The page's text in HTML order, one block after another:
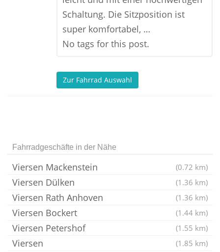
Schaltung. Die Sitzposition ist
super komfortabel, …
No tags for this post.
Zur Fahrrad Auswahl
Fahrradgeschäfte in der Nähe
Viersen Mackenstein (0.72 km)
Viersen Dülken (1.36 km)
Viersen Rath Anhoven (1.36 km)
Viersen Bockert (1.44 km)
Viersen Petershof (1.55 km)
Viersen (1.85 km)